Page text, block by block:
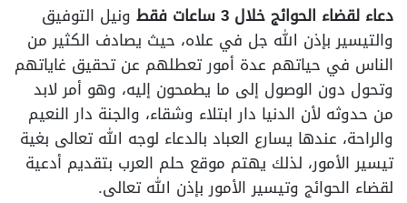
دعاء لقضاء الحوائج خلال 3 ساعات فقط
ونيل التوفيق
والتيسير بإذن الله جل في علاه، حيث يصادف الكثير من
الناس في حياتهم عدة أمور تعطلهم عن تحقيق غاياتهم
وتحول دون الوصول إلى ما يطمحون إليه، وهو أمر لابد
من حدوثه لأن الدنيا دار ابتلاء وشقاء، والجنة دار النعيم
والراحة، عندها يسارع العباد بالدعاء لوجه الله تعالى بغية
تيسير الأمور، لذلك يهتم موقع حلم العرب بتقديم أدعية
لقضاء الحوائج وتيسير الأمور بإذن الله تعالى.